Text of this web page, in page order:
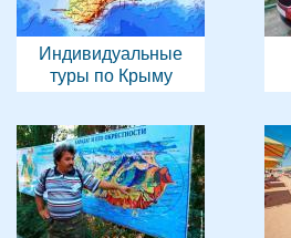
Индивидуальные
туры по Крыму